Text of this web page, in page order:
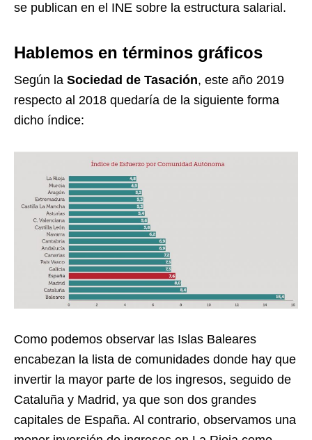
se publican en el INE sobre la estructura salarial.
Hablemos en términos gráficos
Según la Sociedad de Tasación, este año 2019
respecto al 2018 quedaría de la siguiente forma
dicho índice:
Como podemos observar las Islas Baleares
encabezan la lista de comunidades donde hay que
invertir la mayor parte de los ingresos, seguido de
Cataluña y Madrid, ya que son dos grandes
capitales de España. Al contrario, observamos una